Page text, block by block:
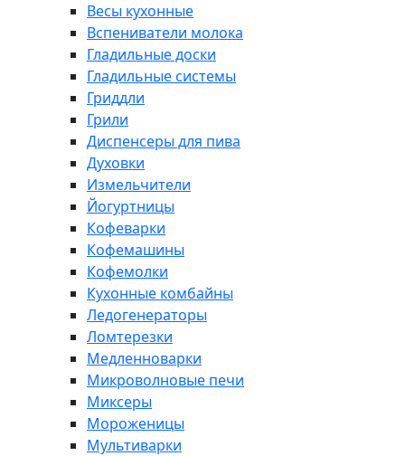
Весы кухонные
Вспениватели молока
Гладильные доски
Гладильные системы
Гриддли
Грили
Диспенсеры для пива
Духовки
Измельчители
Йогуртницы
Кофеварки
Кофемашины
Кофемолки
Кухонные комбайны
Ледогенераторы
Ломтерезки
Медленноварки
Микроволновые печи
Миксеры
Мороженицы
Мультиварки